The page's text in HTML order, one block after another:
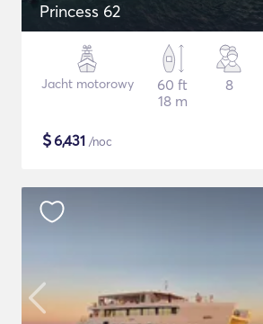
Princess 62
Jacht motorowy
60 ft
18 m
8
$6,431 /noc